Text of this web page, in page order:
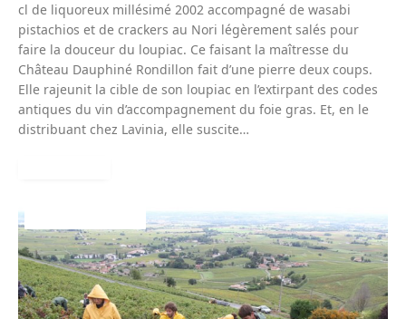
cl de liquoreux millésimé 2002 accompagné de wasabi
pistachios et de crackers au Nori légèrement salés pour
faire la douceur du loupiac. Ce faisant la maîtresse du
Château Dauphiné Rondillon fait d’une pierre deux coups.
Elle rajeunit la cible de son loupiac en l’extirpant des codes
antiques du vin d’accompagnement du foie gras. Et, en le
distribuant chez Lavinia, elle suscite…